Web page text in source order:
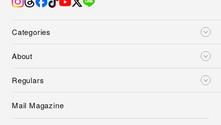
Categories
About
Regulars
Mail Magazine